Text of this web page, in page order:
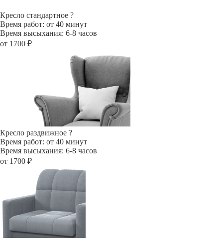
Кресло стандартное ?
Время работ: от 40 минут
Время высыхания: 6-8 часов
от 1700 ₽
Кресло раздвижное ?
Время работ: от 40 минут
Время высыхания: 6-8 часов
от 1700 ₽